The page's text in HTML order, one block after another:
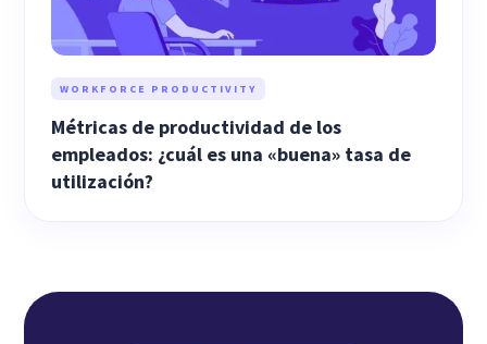
WORKFORCE PRODUCTIVITY
Métricas de productividad de los
empleados: ¿cuál es una «buena» tasa de
utilización?